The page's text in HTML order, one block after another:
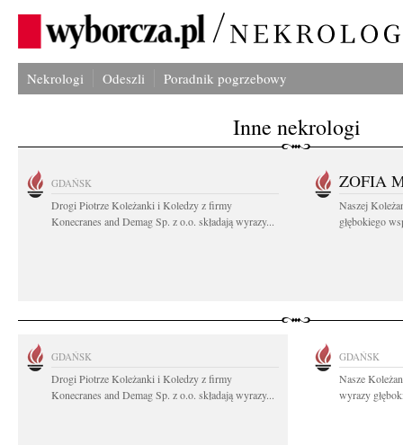
Nekrologi Odeszli Poradnik pogrzebowy
Inne nekrologi
GDAŃSK
Drogi Piotrze Koleżanki i Koledzy z firmy
Konecranes and Demag Sp. z o.o. składają wyrazy...
ZOFIA
Naszej
głębokiego
GDAŃSK
Drogi Piotrze Koleżanki i Koledzy z firmy
Konecranes and Demag Sp. z o.o. składają wyrazy...
GDAŃSK
Nasze
wyrazy